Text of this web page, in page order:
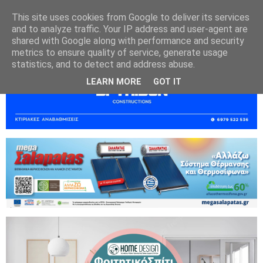
This site uses cookies from Google to deliver its services
and to analyze traffic. Your IP address and user-agent are
shared with Google along with performance and security
metrics to ensure quality of service, generate usage
statistics, and to detect and address abuse.
LEARN MORE GOT IT